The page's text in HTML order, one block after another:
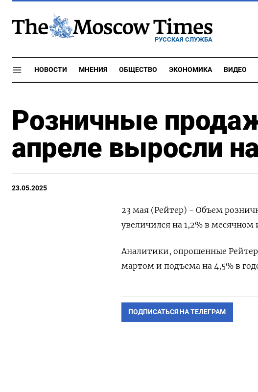
РУССКАЯ СЛУЖБА
НОВОСТИ МНЕНИЯ ОБЩЕСТВО ЭКОНОМИКА ВИДЕО
Розничные
апреле выросли
23.05.2025
23 мая (Рейтер) - Объем
увеличился на 1,2%​​​​​ в
Аналитики, опрошенные
мартом и подъема на 4,5% в
ПОДПИСАТЬСЯ НА ТЕЛЕГРАМ